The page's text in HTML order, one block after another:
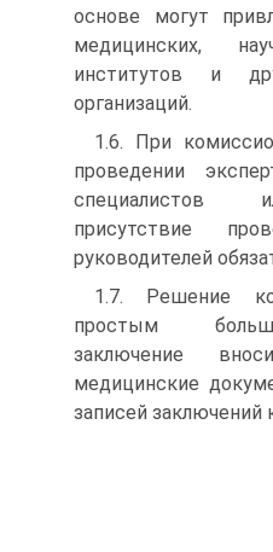
основе могут
медицинских,
институтов и
организаций.
1.6. При
проведении
специалистов
присутствие
руководителей
1.7. Решение
простым
заключение
медицинские
записей заключений